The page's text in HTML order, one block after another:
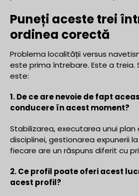
Puneți aceste trei
ordinea corectă
Problema localității versus
este prima întrebare. Este a treia.
este:
1. De ce are nevoie de fapt
conducere în acest moment?
Stabilizarea, executarea unui
disciplinei, gestionarea expunerii
fiecare are un răspuns diferit cu
2. Ce profil poate oferi acest
acest profil?